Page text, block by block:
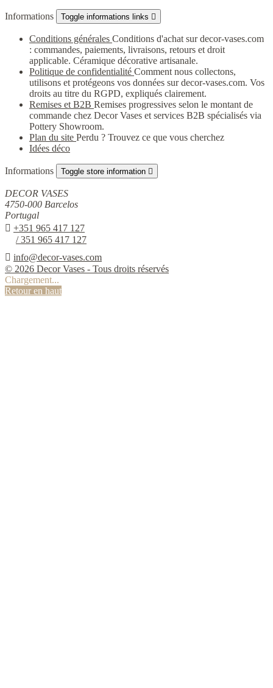
Informations Toggle informations links 
Conditions générales Conditions d'achat sur decor-vases.com
: commandes, paiements, livraisons, retours et droit
applicable. Céramique décorative artisanale.
Politique de confidentialité Comment nous collectons,
utilisons et protégeons vos données sur decor-vases.com. Vos
droits au titre du RGPD, expliqués clairement.
Remises et B2B Remises progressives selon le montant de
commande chez Decor Vases et services B2B spécialisés via
Pottery Showroom.
Plan du site Perdu ? Trouvez ce que vous cherchez
Idées déco
Informations Toggle store information 
DECOR VASES
4750-000 Barcelos
Portugal
 +351 965 417 127
/ 351 965 417 127
 info@decor-vases.com
© 2026 Decor Vases - Tous droits réservés
Chargement...
Retour en haut